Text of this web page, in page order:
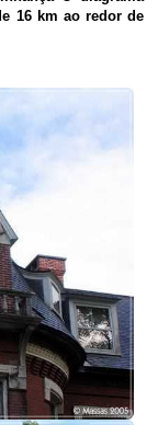
16 km ao redor de